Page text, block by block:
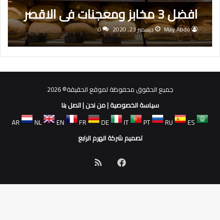
افضل 3 مخابز ومعجنات فى الاقصر
May Abdo ديسمبر 23, 2020 0
جميع الحقوق محفوظة لموقع الحقيقة© 2026
سياسة الخصوصية|من نحن|اتصل بنا
AR
NL EN FR DE IT PT RU
ES
تصميم شركة الهرم الرابع
فيسبوك
الموقع